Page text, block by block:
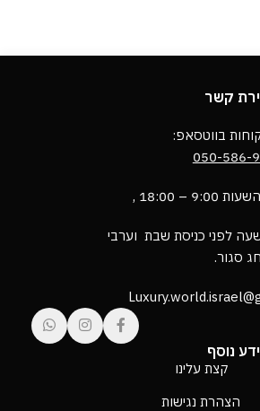
קשר
בווטסאפ:
050-586-
– 18:00 ,
השעות 8:00- שעה לפני כניסת שבת וערבי
חג סגור.
נוסף
קצת עלינו
הצהרת נגישות